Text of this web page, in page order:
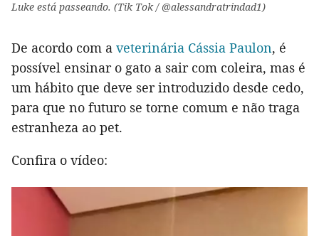
Luke está passeando. (Tik Tok / @alessandratrindad1)
De acordo com a veterinária Cássia Paulon, é
possível ensinar o gato a sair com coleira, mas é
um hábito que deve ser introduzido desde cedo,
para que no futuro se torne comum e não traga
estranheza ao pet.
Confira o vídeo: